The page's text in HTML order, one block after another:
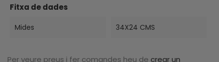
Fitxa de dades
Mides 34X24 CMS
Per veure preus i fer comandes heu de crear un